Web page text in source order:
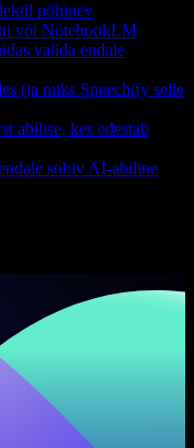
põhinev
või NotebookLM
valida endale
(ja miks Speechify selle
abilise, kes edestab
sobiv AI-abiline